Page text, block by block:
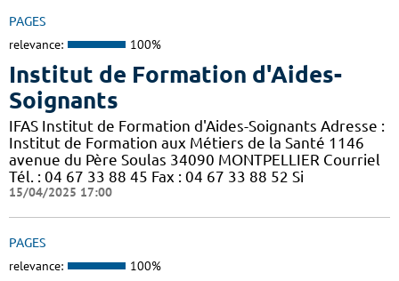
PAGES
relevance: 100%
Institut de Formation d'Aides-
Soignants
IFAS Institut de Formation d'Aides-Soignants Adresse :
Institut de Formation aux Métiers de la Santé 1146
avenue du Père Soulas 34090 MONTPELLIER Courriel
Tél. : 04 67 33 88 45 Fax : 04 67 33 88 52 Si
15/04/2025 17:00
PAGES
relevance: 100%